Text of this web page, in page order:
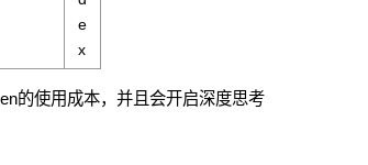
e
x
的使用成本，并且会开启深度思考